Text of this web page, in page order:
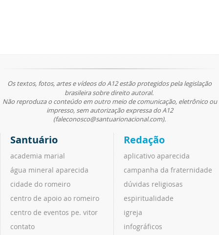
Os textos, fotos, artes e vídeos do A12 estão protegidos pela legislação
brasileira sobre direito autoral.
Não reproduza o conteúdo em outro meio de comunicação, eletrônico ou
impresso, sem autorização expressa do A12
(faleconosco@santuarionacional.com).
Santuário
academia marial
água mineral aparecida
cidade do romeiro
centro de apoio ao romeiro
centro de eventos pe. vitor
contato
Redação
aplicativo aparecida
campanha da fraternidade
dúvidas religiosas
espiritualidade
igreja
infográficos